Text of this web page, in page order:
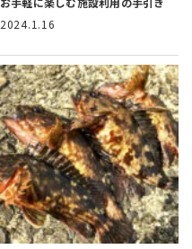
2024.1.16